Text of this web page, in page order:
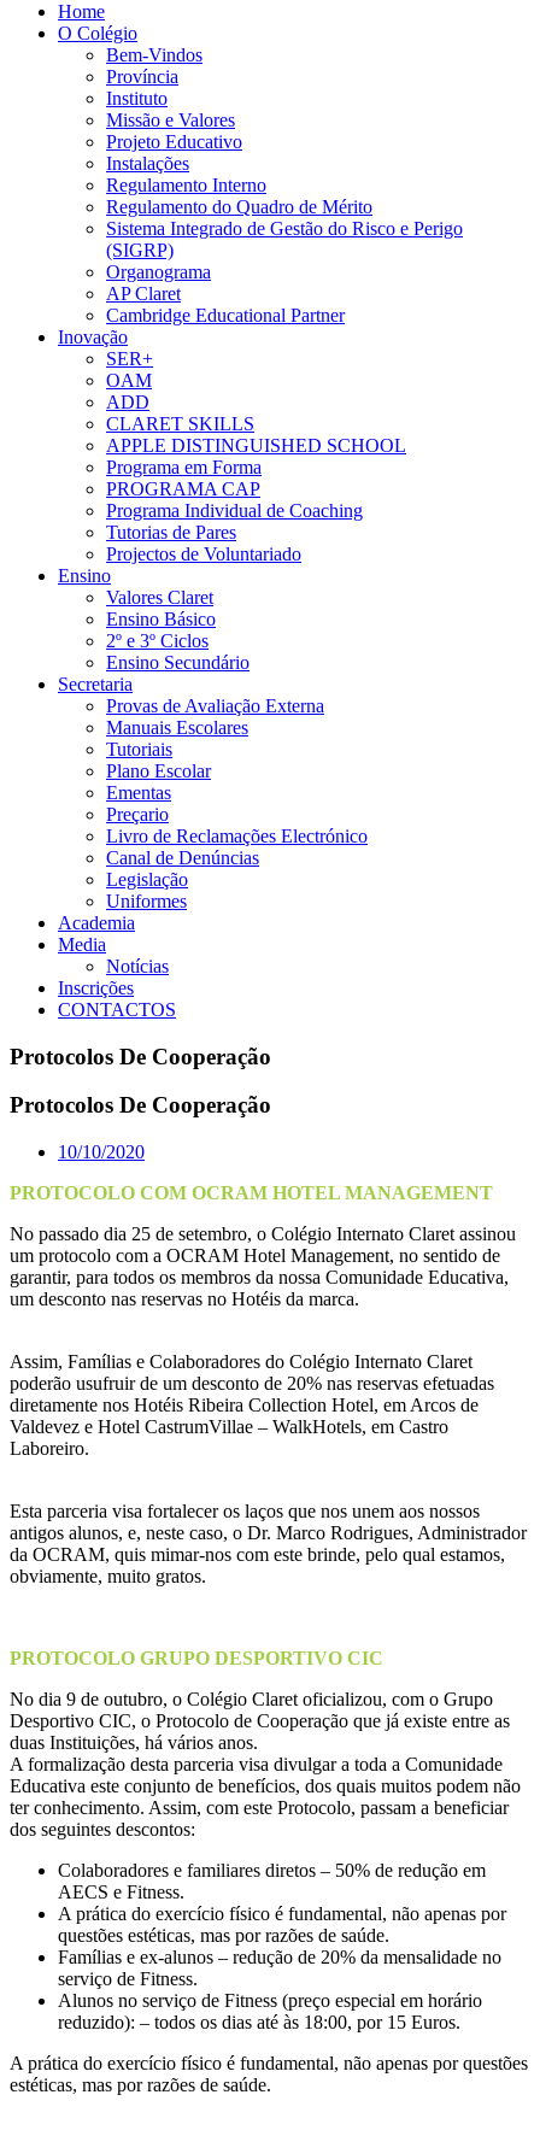
Home
O Colégio
Bem-Vindos
Província
Instituto
Missão e Valores
Projeto Educativo
Instalações
Regulamento Interno
Regulamento do Quadro de Mérito
Sistema Integrado de Gestão do Risco e Perigo
(SIGRP)
Organograma
AP Claret
Cambridge Educational Partner
Inovação
SER+
OAM
ADD
CLARET SKILLS
APPLE DISTINGUISHED SCHOOL
Programa em Forma
PROGRAMA CAP
Programa Individual de Coaching
Tutorias de Pares
Projectos de Voluntariado
Ensino
Valores Claret
Ensino Básico
2º e 3º Ciclos
Ensino Secundário
Secretaria
Provas de Avaliação Externa
Manuais Escolares
Tutoriais
Plano Escolar
Ementas
Preçario
Livro de Reclamações Electrónico
Canal de Denúncias
Legislação
Uniformes
Academia
Media
Notícias
Inscrições
CONTACTOS
Protocolos De Cooperação
Protocolos De Cooperação
10/10/2020
PROTOCOLO COM OCRAM HOTEL MANAGEMENT
No passado dia 25 de setembro, o Colégio Internato Claret assinou
um protocolo com a OCRAM Hotel Management, no sentido de
garantir, para todos os membros da nossa Comunidade Educativa,
um desconto nas reservas no Hotéis da marca.
Assim, Famílias e Colaboradores do Colégio Internato Claret
poderão usufruir de um desconto de 20% nas reservas efetuadas
diretamente nos Hotéis Ribeira Collection Hotel, em Arcos de
Valdevez e Hotel CastrumVillae – WalkHotels, em Castro
Laboreiro.
Esta parceria visa fortalecer os laços que nos unem aos nossos
antigos alunos, e, neste caso, o Dr. Marco Rodrigues, Administrador
da OCRAM, quis mimar-nos com este brinde, pelo qual estamos,
obviamente, muito gratos.
PROTOCOLO GRUPO DESPORTIVO CIC
No dia 9 de outubro, o Colégio Claret oficializou, com o Grupo
Desportivo CIC, o Protocolo de Cooperação que já existe entre as
duas Instituições, há vários anos.
A formalização desta parceria visa divulgar a toda a Comunidade
Educativa este conjunto de benefícios, dos quais muitos podem não
ter conhecimento. Assim, com este Protocolo, passam a beneficiar
dos seguintes descontos:
Colaboradores e familiares diretos – 50% de redução em
AECS e Fitness.
A prática do exercício físico é fundamental, não apenas por
questões estéticas, mas por razões de saúde.
Famílias e ex-alunos – redução de 20% da mensalidade no
serviço de Fitness.
Alunos no serviço de Fitness (preço especial em horário
reduzido): – todos os dias até às 18:00, por 15 Euros.
A prática do exercício físico é fundamental, não apenas por questões
estéticas, mas por razões de saúde.